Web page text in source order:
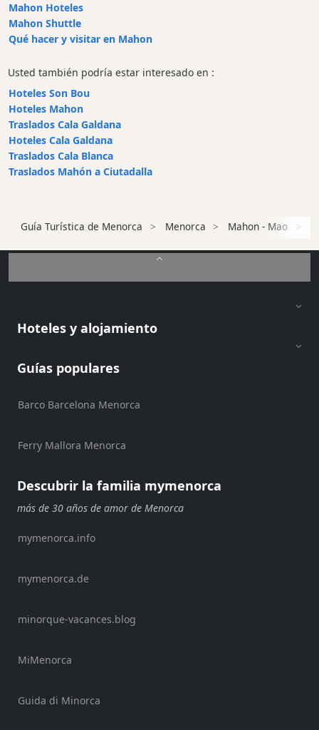
Mahon Hoteles
Mahon Shuttle
Qué hacer y visitar en Mahon
Usted también podría estar interesado en :
Hoteles Son Bou
Hoteles Mahon
Traslados Cala Galdana
Hoteles Cala Galdana
Traslados Cala Blanca
Traslados Mahón a Ciutadalla
Guía Turística de Menorca Menorca Mahon - Mao
Hoteles y alojamiento
Guías populares
Barco Barcelona Menorca
Ferry Mallora Menorca
Descubrir la familia mymenorca
más de 30 años de amor de Menorca
mymenorca.info
mymenorca.de
minorque-vacances.blog
MiMenorca
Guida di Minorca